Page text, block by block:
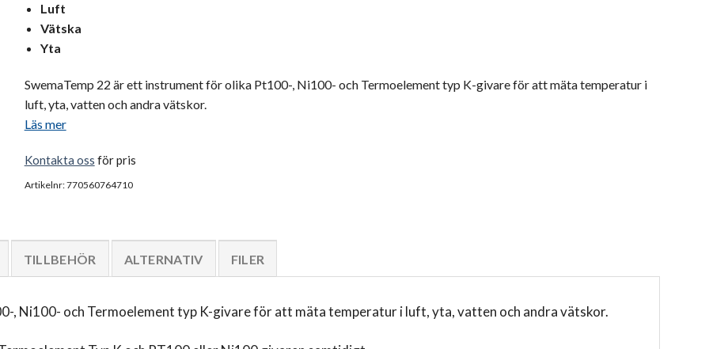
Luft
Vätska
Yta
SwemaTemp 22 är ett instrument för olika Pt100-, Ni100- och Termoelement typ K-givare för att mäta temperatur i
luft, yta, vatten och andra vätskor.
Läs mer
Kontakta oss för pris
Artikelnr: 770560764710
TILLBEHÖR ALTERNATIV FILER
, Ni100- och Termoelement typ K-givare för att mäta temperatur i luft, yta, vatten och andra vätskor.